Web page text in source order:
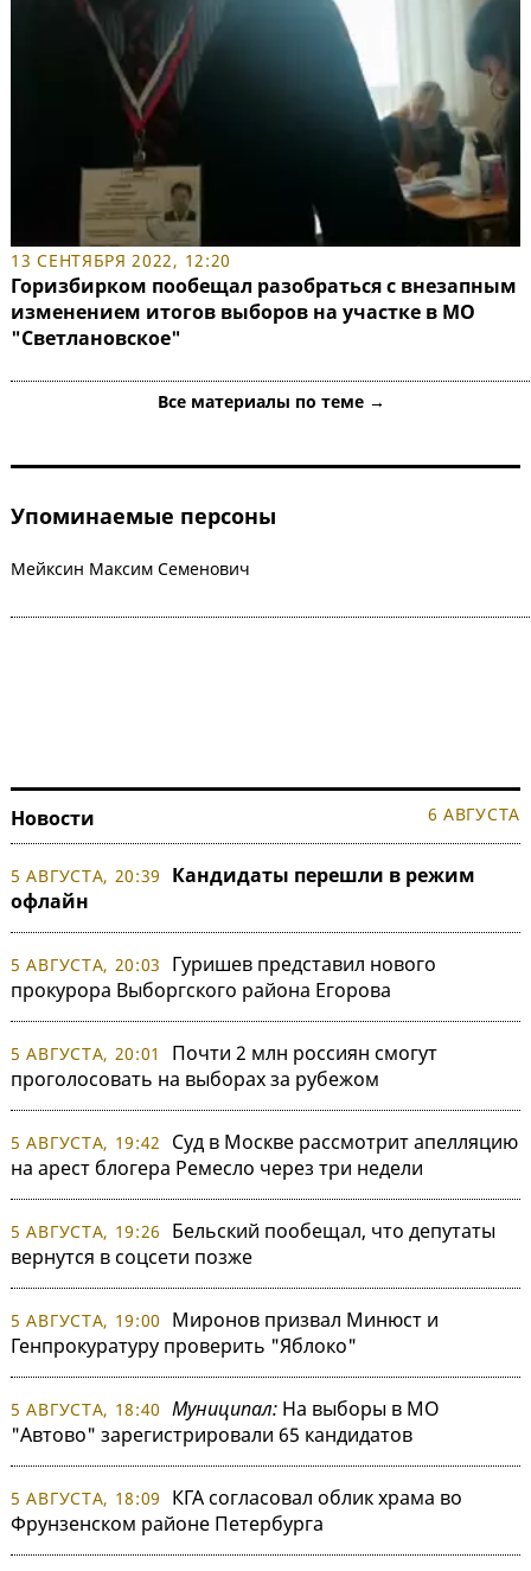
13 СЕНТЯБРЯ 2022, 12:20
Горизбирком пообещал разобраться с внезапным
изменением итогов выборов на участке в МО
"Светлановское"
Все материалы по теме →
Упоминаемые персоны
Мейксин Максим Семенович
Новости 6 АВГУСТА
5 АВГУСТА, 20:39
Кандидаты перешли в режим
офлайн
5 АВГУСТА, 20:03
Гуришев представил нового
прокурора Выборгского района Егорова
5 АВГУСТА, 20:01
Почти 2 млн россиян смогут
проголосовать на выборах за рубежом
5 АВГУСТА, 19:42
Суд в Москве рассмотрит апелляцию
на арест блогера Ремесло через три недели
5 АВГУСТА, 19:26
Бельский пообещал, что депутаты
вернутся в соцсети позже
5 АВГУСТА, 19:00
Миронов призвал Минюст и
Генпрокуратуру проверить "Яблоко"
5 АВГУСТА, 18:40 Муниципал: На выборы в МО
"Автово" зарегистрировали 65 кандидатов
5 АВГУСТА, 18:09
КГА согласовал облик храма во
Фрунзенском районе Петербурга